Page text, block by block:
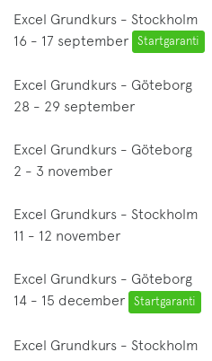
Excel Grundkurs - Stockholm
16 - 17 september
Startgaranti
Excel Grundkurs - Göteborg
28 - 29 september
Excel Grundkurs - Göteborg
2 - 3 november
Excel Grundkurs - Stockholm
11 - 12 november
Excel Grundkurs - Göteborg
14 - 15 december
Startgaranti
Excel Grundkurs - Stockholm